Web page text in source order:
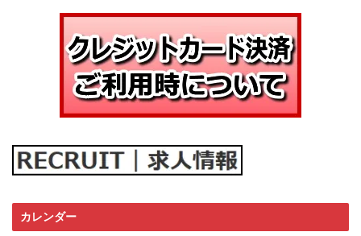
カレンダー